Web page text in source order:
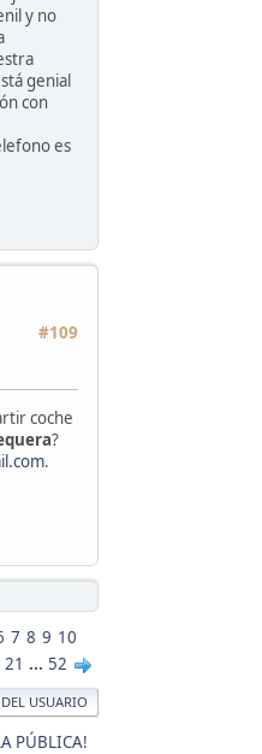
y no
genial
con
es
#109
coche
?
.
7 8 9 10
21 ... 52
USUARIO
PÚBLICA!